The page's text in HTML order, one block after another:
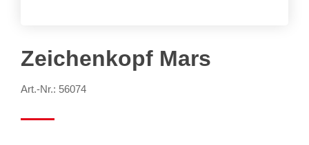
Zeichenkopf Mars
Art.-Nr.: 56074